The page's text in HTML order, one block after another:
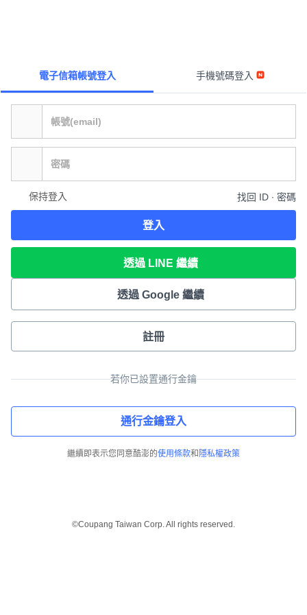
電子信箱帳號登入 手機號碼登入
保持登入 找回 ID ∙ 密碼
登入
透過 LINE 繼續
透過 Google 繼續
註冊
若你已設置通行金鑰
通行金鑰登入
繼續即表示您同意酷澎的使用條款和 隱私權政策
©Coupang Taiwan Corp. All rights reserved.